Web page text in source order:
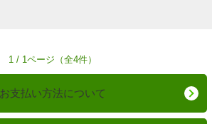
1 / 1ページ（全4件）
お支払い方法について